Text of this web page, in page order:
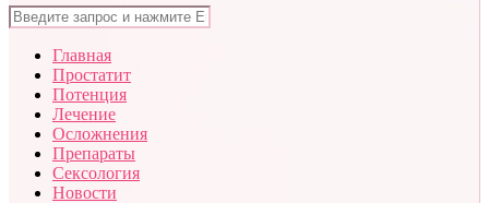
Главная
Простатит
Потенция
Лечение
Осложнения
Препараты
Сексология
Новости